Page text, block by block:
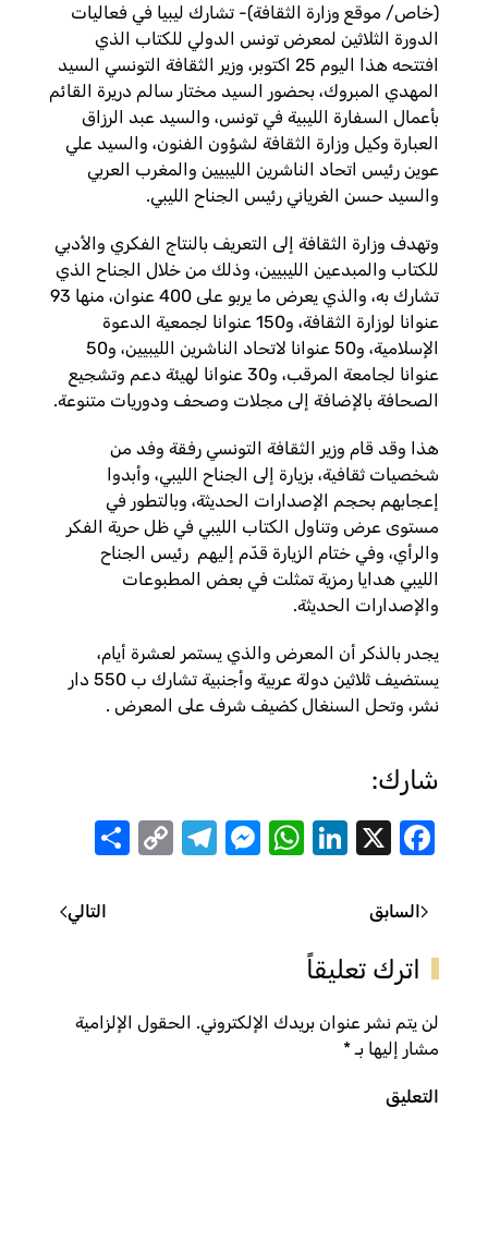
(خاص/ موقع وزارة الثقافة)- تشارك ليبيا في فعاليات
الدورة الثلاثين لمعرض تونس الدولي للكتاب الذي
افتتحه هذا اليوم 25 اكتوبر، وزير الثقافة التونسي السيد
المهدي المبروك، بحضور السيد مختار سالم دريرة القائم
بأعمال السفارة الليبية في تونس، والسيد عبد الرزاق
العبارة وكيل وزارة الثقافة لشؤون الفنون، والسيد علي
عوين رئيس اتحاد الناشرين الليبيين والمغرب العربي
والسيد حسن الغرياني رئيس الجناح الليبي.
وتهدف وزارة الثقافة إلى التعريف بالنتاج الفكري والأدبي
للكتاب والمبدعين الليبيين، وذلك من خلال الجناح الذي
تشارك به، والذي يعرض ما يربو على 400 عنوان، منها 93
عنوانا لوزارة الثقافة، و150 عنوانا لجمعية الدعوة
الإسلامية، و50 عنوانا لاتحاد الناشرين الليبيين، و50
عنوانا لجامعة المرقب، و30 عنوانا لهيئة دعم وتشجيع
الصحافة بالإضافة إلى مجلات وصحف ودوريات متنوعة.
هذا وقد قام وزير الثقافة التونسي رفقة وفد من
شخصيات ثقافية، بزيارة إلى الجناح الليبي، وأبدوا
إعجابهم بحجم الإصدارات الحديثة، وبالتطور في
مستوى عرض وتناول الكتاب الليبي في ظل حرية الفكر
والرأي، وفي ختام الزيارة قدّم إليهم رئيس الجناح
الليبي هدايا رمزية تمثلت في بعض المطبوعات
والإصدارات الحديثة.
يجدر بالذكر أن المعرض والذي يستمر لعشرة أيام،
يستضيف ثلاثين دولة عربية وأجنبية تشارك ب 550 دار
نشر، وتحل السنغال كضيف شرف على المعرض .
شارك:
Facebook
X
LinkedIn
WhatsApp
Messenger
Telegram
Copy
السابق التالي
اترك تعليقاً
لن يتم نشر عنوان بريدك الإلكتروني. الحقول الإلزامية
مشار إليها بـ*
التعليق